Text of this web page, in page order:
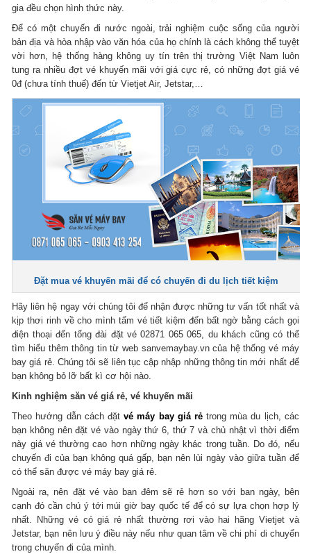
gia đều chọn hình thức này.
Để có một chuyến đi nước ngoài, trải nghiệm cuộc sống của người
bản địa và hòa nhập vào văn hóa của họ chính là cách không thể tuyệt
vời hơn, hệ thống hàng không uy tín trên thị trường Việt Nam luôn
tung ra nhiều đợt vé khuyến mãi với giá cực rẻ, có những đợt giá vé
0đ (chưa tính thuế) đến từ Vietjet Air, Jetstar,…
Đặt mua vé khuyến mãi để có chuyến đi du lịch tiết kiệm
Hãy liên hệ ngay với chúng tôi để nhận được những tư vấn tốt nhất và
kịp thơi rinh về cho mình tấm vé tiết kiệm đến bất ngờ bằng cách gọi
điện thoại đến tổng đài đặt vé 02871 065 065, du khách cũng có thể
tìm hiểu thêm thông tin từ web sanvemaybay.vn của hệ thống vé máy
bay giá rẻ. Chúng tôi sẽ liên tục cập nhập những thông tin mới nhất để
bạn không bỏ lỡ bất kì cơ hội nào.
Kinh nghiệm săn vé giá rẻ, vé khuyến mãi
Theo hướng dẫn cách đặtvé máy bay giá rẻtrong mùa du lịch, các
bạn không nên đặt vé vào ngày thứ 6, thứ 7 và chủ nhật vì thời điểm
này giá vé thường cao hơn những ngày khác trong tuần. Do đó, nếu
chuyến đi của bạn không quá gấp, bạn nên lùi ngày vào giữa tuần để
có thể săn được vé máy bay giá rẻ.
Ngoài ra, nên đặt vé vào ban đêm sẽ rẻ hơn so với ban ngày, bên
cạnh đó cần chú ý tới múi giờ bay quốc tế để có sự lựa chọn hợp lý
nhất. Những vé có giá rẻ nhất thường rơi vào hai hãng Vietjet và
Jetstar, bạn nên lưu ý điều này nếu như quan tâm về chi phí di chuyển
trong chuyến đi của mình.